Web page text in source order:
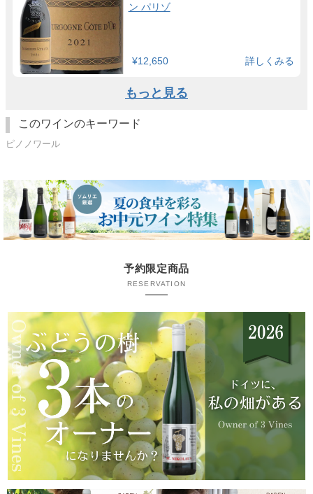
ン パリゾ
¥12,650 詳しくみる
もっと見る
このワインのキーワード
ピノノワール
予約限定商品
RESERVATION